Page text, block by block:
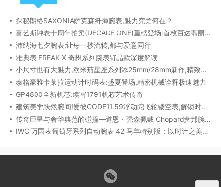
探秘朗格SAXONIA萨克森纤薄腕表,魅力究竟何在？
富艺斯钟表十周年拍卖(DECADE ONE)重磅登场:首枚百达翡丽1518精钢腕表领衔呈献
沛纳海七夕腕表:让每一秒流转,都与爱意同行
雅典表 FREAK X 奇想系列腕表钌晶款深度解读​
小尺寸也有大魅力,欧米茄星座系列添25mm/28mm新作,精致感拉满
泰格豪雅卡莱拉运动计时码表:盛夏登场,精密机械诠释极速魅力
GP4800全新机芯:续写1791机芯艺术传奇
建筑美学跃然腕间!爱彼CODE11.59浮动陀飞轮镂空表,解锁时间律动新形态
传奇巨星与奢华典范的碰撞—道恩・强森佩戴 Chopard萧邦腕表珠宝亮相威尼斯电影节
IWC 万国表葡萄牙系列自动腕表 42 马年特别版：以时计之美，致敬农历新年​